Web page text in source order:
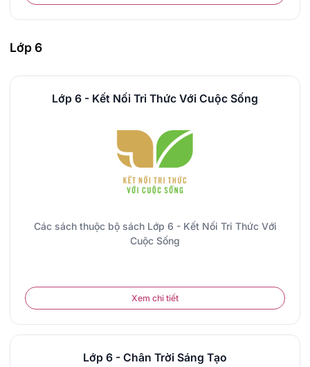
Lớp 6
Lớp 6 - Kết Nối Tri Thức Với Cuộc Sống
Các sách thuộc bộ sách Lớp 6 - Kết Nối Tri Thức Với
Cuộc Sống
Xem chi tiết
Lớp 6 - Chân Trời Sáng Tạo